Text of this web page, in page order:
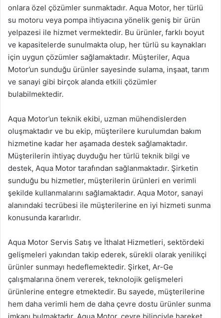
onlara özel çözümler sunmaktadır. Aqua Motor, her türlü
su motoru veya pompa ihtiyacına yönelik geniş bir ürün
yelpazesi ile hizmet vermektedir. Bu ürünler, farklı boyut
ve kapasitelerde sunulmakta olup, her türlü su kaynakları
için uygun çözümler sağlamaktadır. Müşteriler, Aqua
Motor’un sunduğu ürünler sayesinde sulama, inşaat, tarım
ve sanayi gibi birçok alanda etkili çözümler
bulabilmektedir.
Aqua Motor’un teknik ekibi, uzman mühendislerden
oluşmaktadır ve bu ekip, müşterilere kurulumdan bakım
hizmetine kadar her aşamada destek sağlamaktadır.
Müşterilerin ihtiyaç duyduğu her türlü teknik bilgi ve
destek, Aqua Motor tarafından sağlanmaktadır. Şirketin
sunduğu bu hizmetler, müşterilerin ürünleri en verimli
şekilde kullanmalarını sağlamaktadır. Aqua Motor, sanayi
alanındaki tecrübesi ile müşterilerine en iyi hizmeti sunma
konusunda kararlıdır.
Aqua Motor Servis Satış ve İthalat Hizmetleri, sektördeki
gelişmeleri yakından takip ederek, sürekli olarak yenilikçi
ürünler sunmayı hedeflemektedir. Şirket, Ar-Ge
çalışmalarına önem vererek, teknolojik gelişmeleri
ürünlerine entegre etmektedir. Bu sayede, müşterilerine
hem daha verimli hem de daha çevre dostu ürünler sunma
imkanı bulmaktadır. Aqua Motor, çevre bilinciyle hareket